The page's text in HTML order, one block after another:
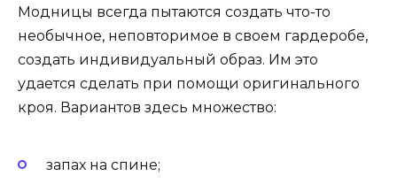
Модницы всегда пытаются создать что-то
необычное, неповторимое в своем гардеробе,
создать индивидуальный образ. Им это
удается сделать при помощи оригинального
кроя. Вариантов здесь множество:
запах на спине;